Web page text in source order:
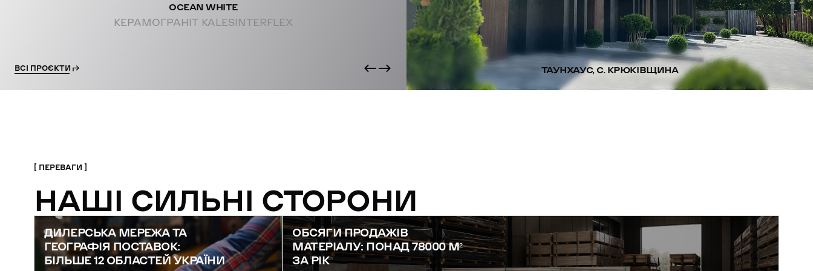
OCEAN WHITE
КЕРАМОГРАНІТ KALESINTERFLEX
ВСІ ПРОЄКТИ ТАУНХАУС, С. КРЮКІВЩИНА
ПЕРЕВАГИ
НАШІ СИЛЬНІ СТОРОНИ
ДИЛЕРСЬКА МЕРЕЖА ТА
ГЕОГРАФІЯ ПОСТАВОК:
БІЛЬШЕ 12 ОБЛАСТЕЙ УКРАЇНИ
ОБСЯГИ ПРОДАЖІВ
МАТЕРІАЛУ: ПОНАД 78000 М²
ЗА РІК